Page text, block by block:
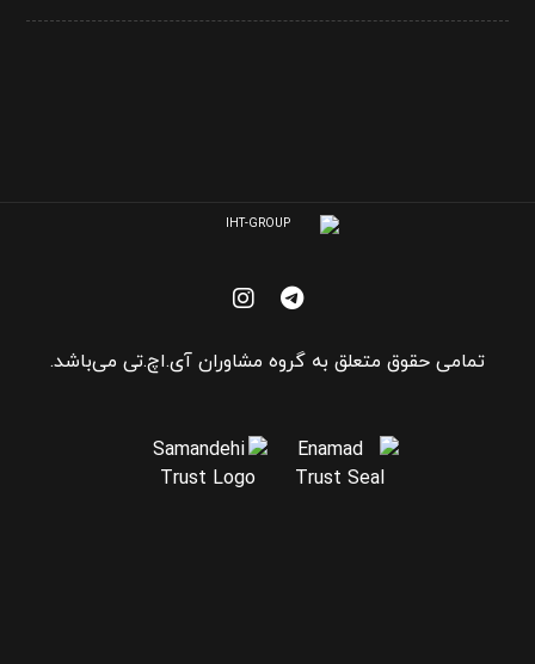
تمامی حقوق متعلق به گروه مشاوران آی.اچ.تی می‌باشد.